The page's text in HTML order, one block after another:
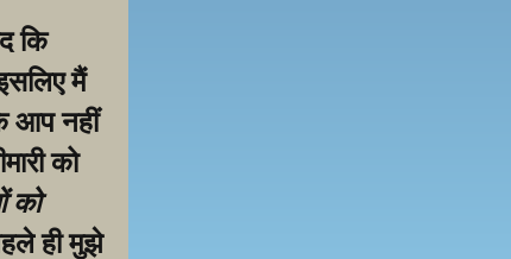
कि
मैं
आप नहीं
को
को
ही मुझे